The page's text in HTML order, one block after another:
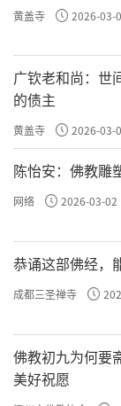
黄盖寺 2026-03-
广钦老和尚：世
的债主
黄盖寺 2026-03-
陈怡安：佛教雕
网络 2026-03-02
恭诵这部佛经，
成都三圣禅寺
佛教初九为何要
美好祝愿